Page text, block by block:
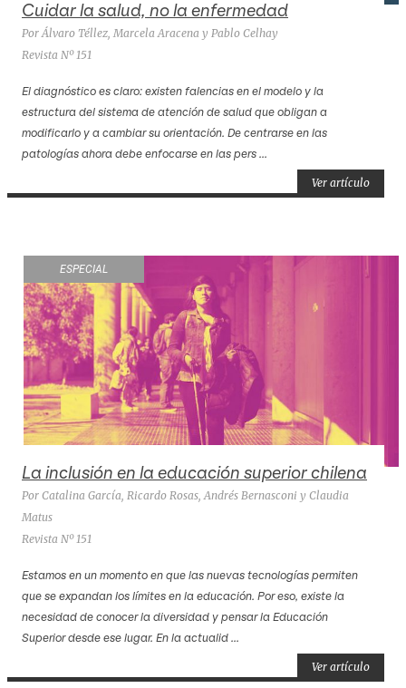
Cuidar la salud, no la enfermedad
Por Álvaro Téllez, Marcela Aracena y Pablo Celhay
Revista Nº 151
El diagnóstico es claro: existen falencias en el modelo y la
estructura del sistema de atención de salud que obligan a
modificarlo y a cambiar su orientación. De centrarse en las
patologías ahora debe enfocarse en las pers ...
Ver artículo
ESPECIAL
La inclusión en la educación superior chilena
Por Catalina García, Ricardo Rosas, Andrés Bernasconi y Claudia
Matus
Revista Nº 151
Estamos en un momento en que las nuevas tecnologías permiten
que se expandan los límites en la educación. Por eso, existe la
necesidad de conocer la diversidad y pensar la Educación
Superior desde ese lugar. En la actualid ...
Ver artículo